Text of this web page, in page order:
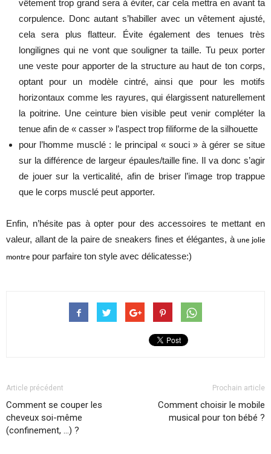
vêtement trop grand sera à éviter, car cela mettra en avant ta
corpulence. Donc autant s’habiller avec un vêtement ajusté,
cela sera plus flatteur. Évite également des tenues très
longilignes qui ne vont que souligner ta taille. Tu peux porter
une veste pour apporter de la structure au haut de ton corps,
optant pour un modèle cintré, ainsi que pour les motifs
horizontaux comme les rayures, qui élargissent naturellement
la poitrine. Une ceinture bien visible peut venir compléter la
tenue afin de « casser » l’aspect trop filiforme de la silhouette
pour l’homme musclé : le principal « souci » à gérer se situe
sur la différence de largeur épaules/taille fine. Il va donc s’agir
de jouer sur la verticalité, afin de briser l’image trop trappue
que le corps musclé peut apporter.
Enfin, n’hésite pas à opter pour des accessoires te mettant en
valeur, allant de la paire de sneakers fines et élégantes, àune jolie
montre pour parfaire ton style avec délicatesse:)
Article précédent
Comment se couper les
cheveux soi-même
(confinement, …) ?
Prochain article
Comment choisir le mobile
musical pour ton bébé ?